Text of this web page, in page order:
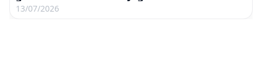
americanos
13/07/2026